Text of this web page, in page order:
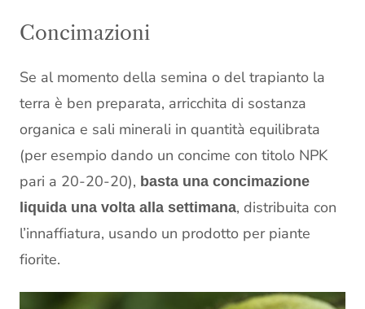
Concimazioni
Se al momento della semina o del trapianto la
terra è ben preparata, arricchita di sostanza
organica e sali minerali in quantità equilibrata
(per esempio dando un concime con titolo NPK
pari a 20-20-20), basta una concimazione
liquida una volta alla settimana, distribuita con
l’innaffiatura, usando un prodotto per piante
fiorite.